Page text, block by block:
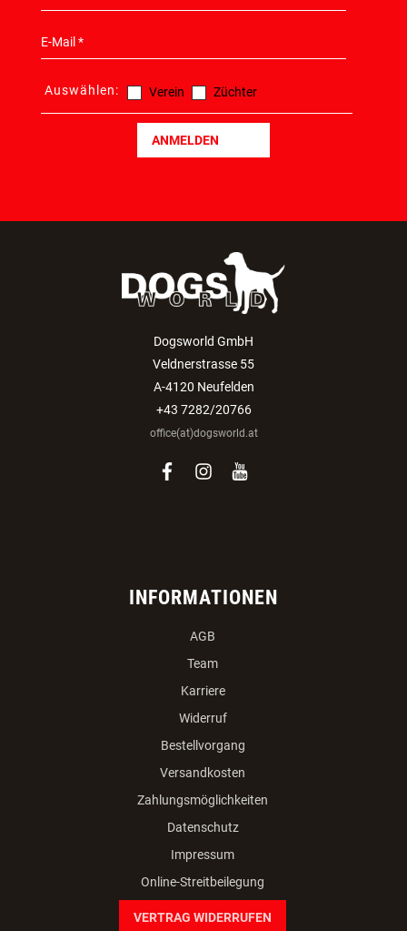
Auswählen: Verein Züchter
ANMELDEN
Dogsworld GmbH
Veldnerstrasse 55
A-4120 Neufelden
+43 7282/20766
office(at)dogsworld.at
facebook
instagram
youtube
INFORMATIONEN
AGB
Team
Karriere
Widerruf
Bestellvorgang
Versandkosten
Zahlungsmöglichkeiten
Datenschutz
Impressum
Online-Streitbeilegung
VERTRAG WIDERRUFEN